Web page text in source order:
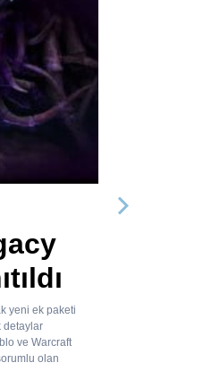
yeni ek paketi
detaylar
ve Warcraft
olan
Sonraki